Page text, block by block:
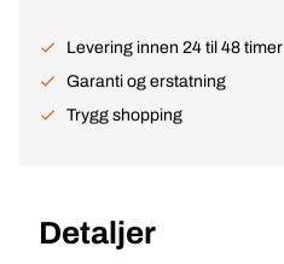
Levering innen 24 til 48 timer
Garanti og erstatning
Trygg shopping
Detaljer